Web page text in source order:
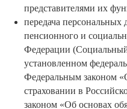
представителями их
передача
пенсионного и
Федерации
установленном
Федеральным законом
страховании в
законом «Об основах